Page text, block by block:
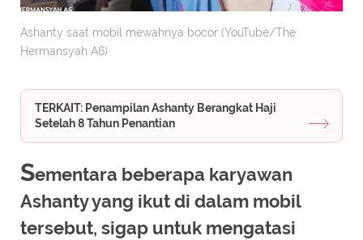
Ashanty saat mobil mewahnya bocor (YouTube/The
Hermansyah A6)
TERKAIT: Penampilan Ashanty Berangkat Haji
Setelah 8 Tahun Penantian
Sementara beberapa karyawan
Ashanty yang ikut di dalam mobil
tersebut, sigap untuk mengatasi